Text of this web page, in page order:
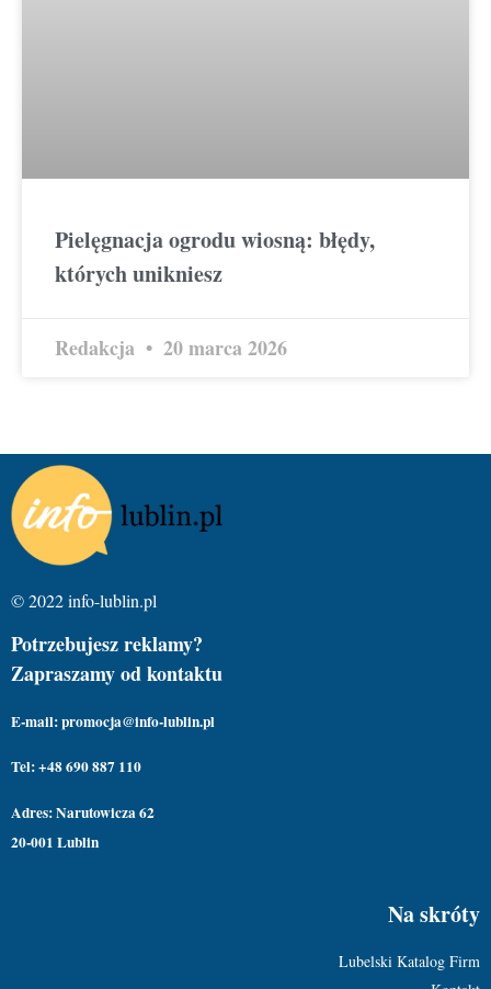
Pielęgnacja ogrodu wiosną: błędy,
których unikniesz
Redakcja 20 marca 2026
© 2022 info-lublin.pl
Potrzebujesz reklamy?
Zapraszamy od kontaktu
E-mail: promocja@info-lublin.pl
Tel: +48 690 887 110
Adres: Narutowicza 62
20-001 Lublin
Na skróty
Lubelski Katalog Firm